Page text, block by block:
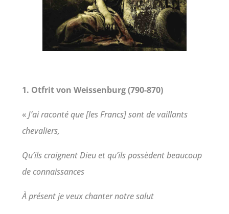
1. Otfrit von Weissenburg (790-870)
«J’ai raconté que [les Francs] sont de vaillants
chevaliers,
Qu’ils craignent Dieu et qu’ils possèdent beaucoup
de connaissances
À présent je veux chanter notre salut